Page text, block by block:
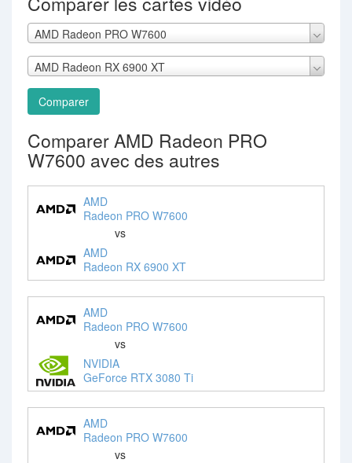
AMD Radeon PRO W7600
AMD Radeon RX 6900 XT
Comparer
Comparer AMD Radeon PRO
W7600 avec des autres
AMD
Radeon PRO W7600
vs
AMD
Radeon RX 6900 XT
AMD
Radeon PRO W7600
vs
NVIDIA
GeForce RTX 3080 Ti
AMD
Radeon PRO W7600
vs